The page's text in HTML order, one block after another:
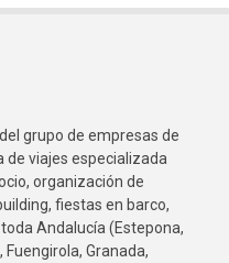
grupo de empresas de
de viajes especializada
organización de
fiestas en barco,
Andalucía (Estepona,
Granada,